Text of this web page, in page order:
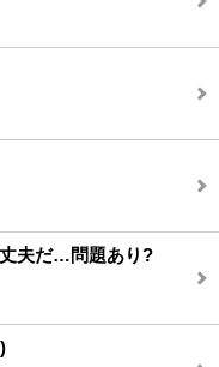
夫だ…問題あり?